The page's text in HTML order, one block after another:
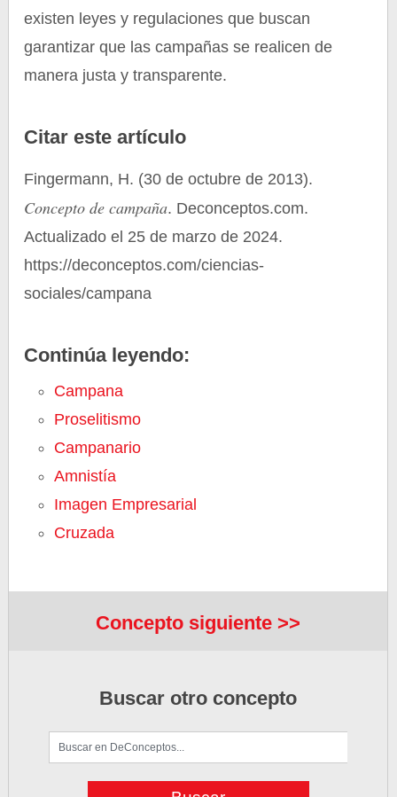
existen leyes y regulaciones que buscan
garantizar que las campañas se realicen de
manera justa y transparente.
Citar este artículo
Fingermann, H. (30 de octubre de 2013).
Concepto de campaña. Deconceptos.com.
Actualizado el 25 de marzo de 2024.
https://deconceptos.com/ciencias-
sociales/campana
Continúa leyendo:
Campana
Proselitismo
Campanario
Amnistía
Imagen Empresarial
Cruzada
Concepto siguiente >>
Buscar otro concepto